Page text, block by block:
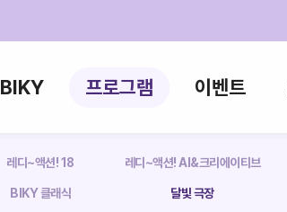
BIKY 프로그램 이벤트
레디~액션! 18 레디~액션! AI&크리에이티브
BIKY 클래식 달빛 극장